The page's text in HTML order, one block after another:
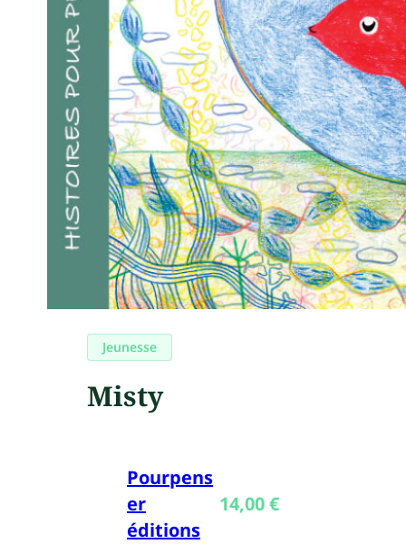
Jeunesse
Misty
Pourpens
er
éditions
14,00€